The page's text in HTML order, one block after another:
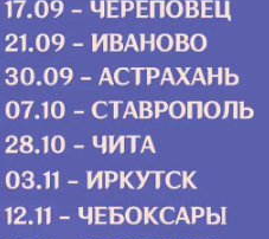
воздержаться от своей
должен примириться со
злобы и раздражения,
непотребных мыслей,
это возможно, в